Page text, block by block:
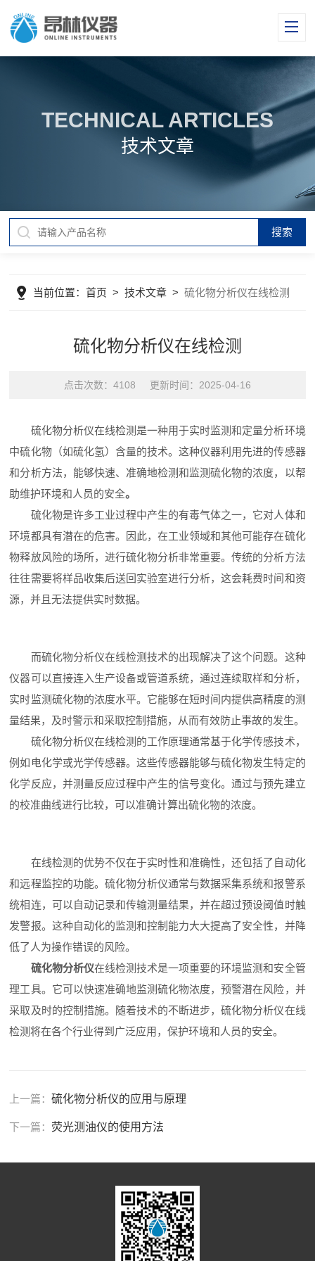
TECHNICAL ARTICLES
技术文章
当前位置：首页 >技术文章 >硫化物分析仪在线检测
硫化物分析仪在线检测
点击次数：4108 更新时间：2025-04-16
硫化物分析仪在线检测是一种用于实时监测和定量分析环境
中硫化物（如硫化氢）含量的技术。这种仪器利用先进的传感器
和分析方法，能够快速、准确地检测和监测硫化物的浓度，以帮
助维护环境和人员的安全。
硫化物是许多工业过程中产生的有毒气体之一，它对人体和
环境都具有潜在的危害。因此，在工业领域和其他可能存在硫化
物释放风险的场所，进行硫化物分析非常重要。传统的分析方法
往往需要将样品收集后送回实验室进行分析，这会耗费时间和资
源，并且无法提供实时数据。
而硫化物分析仪在线检测技术的出现解决了这个问题。这种
仪器可以直接连入生产设备或管道系统，通过连续取样和分析，
实时监测硫化物的浓度水平。它能够在短时间内提供高精度的测
量结果，及时警示和采取控制措施，从而有效防止事故的发生。
硫化物分析仪在线检测的工作原理通常基于化学传感技术，
例如电化学或光学传感器。这些传感器能够与硫化物发生特定的
化学反应，并测量反应过程中产生的信号变化。通过与预先建立
的校准曲线进行比较，可以准确计算出硫化物的浓度。
在线检测的优势不仅在于实时性和准确性，还包括了自动化
和远程监控的功能。硫化物分析仪通常与数据采集系统和报警系
统相连，可以自动记录和传输测量结果，并在超过预设阈值时触
发警报。这种自动化的监测和控制能力大大提高了安全性，并降
低了人为操作错误的风险。
硫化物分析仪在线检测技术是一项重要的环境监测和安全管
理工具。它可以快速准确地监测硫化物浓度，预警潜在风险，并
采取及时的控制措施。随着技术的不断进步，硫化物分析仪在线
检测将在各个行业得到广泛应用，保护环境和人员的安全。
上一篇：硫化物分析仪的应用与原理
下一篇： 荧光测油仪的使用方法